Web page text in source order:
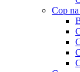
Cop